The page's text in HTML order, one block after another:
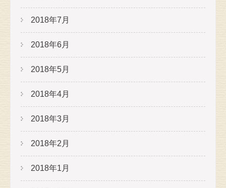
2018年7月
2018年6月
2018年5月
2018年4月
2018年3月
2018年2月
2018年1月